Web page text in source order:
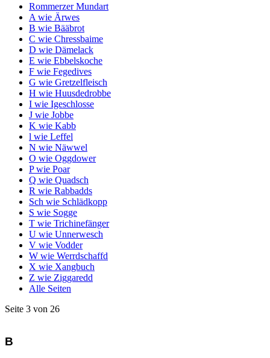
Rommerzer Mundart
A wie Ärwes
B wie Bääbrot
C wie Chressbaime
D wie Dämelack
E wie Ebbelskoche
F wie Fegedives
G wie Gretzelfleisch
H wie Huusdedrobbe
I wie Igeschlosse
J wie Jobbe
K wie Kabb
l wie Leffel
N wie Näwwel
O wie Oggdower
P wie Poar
Q wie Quadsch
R wie Rabbadds
Sch wie Schlädkopp
S wie Sogge
T wie Trichinefänger
U wie Unnerwesch
V wie Vodder
W wie Werrdschaffd
X wie Xangbuch
Z wie Ziggaredd
Alle Seiten
Seite 3 von 26
B